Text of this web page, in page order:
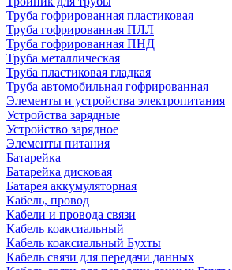
Труба гофрированная пластиковая
Труба гофрированная ПЛЛ
Труба гофрированная ПНД
Труба металлическая
Труба пластиковая гладкая
Труба автомобильная гофрированная
Элементы и устройства электропитания
Устройства зарядные
Устройство зарядное
Элементы питания
Батарейка
Батарейка дисковая
Батарея аккумуляторная
Кабель, провод
Кабели и провода связи
Кабель коаксиальный
Кабель коаксиальный Бухты
Кабель связи для передачи данных